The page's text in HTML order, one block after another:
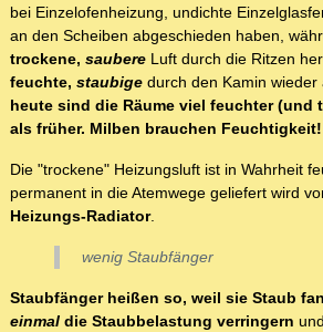
bei Einzelofenheizung, undichte
an den Scheiben abgeschieden haben,
trockene, saubere Luft durch die Ritzen
feuchte, staubige durch den Kamin
heute sind die Räume viel feuchter (und
als früher. Milben brauchen Feuchtigkeit!
Die "trockene" Heizungsluft ist in Wahrheit
permanent in die Atemwege geliefert wird
Heizungs-Radiator.
wenig Staubfänger
Staubfänger heißen so, weil sie Staub
einmal die Staubbelastung verringern